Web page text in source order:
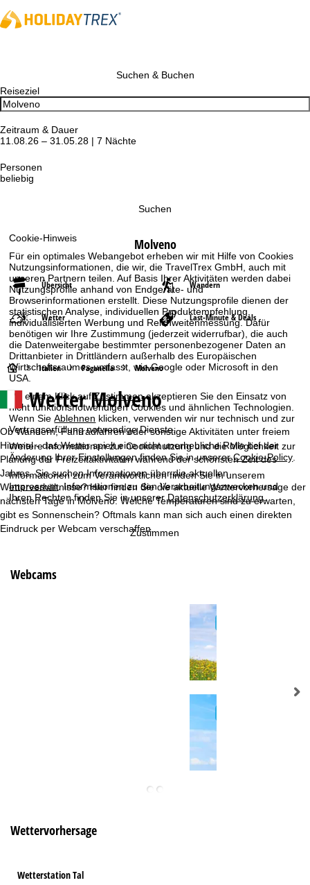
Cookie-Hinweis
Für ein optimales Webangebot erheben wir mit Hilfe von Cookies
Nutzungsinformationen, die wir, die TravelTrex GmbH, auch mit
unseren Partnern teilen. Auf Basis Ihrer Aktivitäten werden dabei
Nutzungsprofile anhand von Endgeräte- und
Browserinformationen erstellt. Diese Nutzungsprofile dienen der
statistischen Analyse, individuellen Produktempfehlung,
individualisierten Werbung und Reichweitenmessung. Dafür
benötigen wir Ihre Zustimmung (jederzeit widerrufbar), die auch
die Datenweitergabe bestimmter personenbezogener Daten an
Drittanbieter in Drittländern außerhalb des Europäischen
Wirtschaftsraumes umfasst, wie Google oder Microsoft in den
USA.
Mit einem Klick aufZustimmenakzeptieren Sie den Einsatz von
nicht funktionsnotwendigen Cookies und ähnlichen Technologien.
Wenn SieAblehnen klicken, verwenden wir nur technisch und zur
Vertragserfüllung notwendige Dienste.
Weitere Informationen zur Cookienutzung und die Möglichkeit zur
Änderung Ihrer Einstellungen finden Sie in unsererCookie-Policy.
Informationen zum Verantwortlichen finden Sie in unserem
Impressum. Informationen zu den Verarbeitungszwecken und
Ihren Rechten finden Sie in unsererDatenschutzerklärung.
Zustimmen
Suchen & Buchen
Reiseziel
Zeitraum & Dauer
11.08.26 – 31.05.28 | 7 Nächte
Personen
beliebig
Suchen
Molveno
Übersicht Wandern
Wetter Last-Minute & Deals
S
t
a
r
t
Italien Paganella Molveno
Wetter Molveno
Ob Wandern, Fahrradfahren oder sonstige Aktivitäten unter freiem
Himmel - das Wetter spielt eine nicht unerhebliche Rolle bei der
Planung der Freizeitaktivitäten während der schönsten Zeit des
Jahres. Sie suchen Informationen über die aktuellen
Wetterverhältnisse? Hier finden Sie die aktuelle Wettervorhersage der
nächsten Tage in Molveno: Welche Temperaturen sind zu erwarten,
gibt es Sonnenschein? Oftmals kann man sich auch einen direkten
Eindruck per Webcam verschaffen.
Webcams
Wettervorhersage
Wetterstation Tal